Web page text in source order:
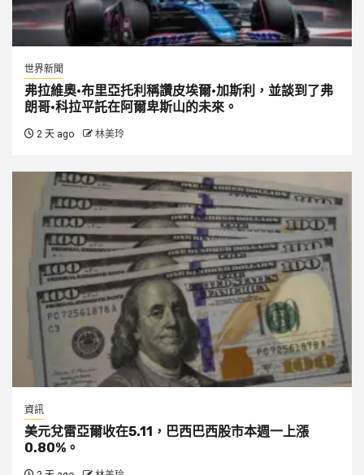
世界新聞
弗拉維奧·布里亞托利稱讚皮埃爾·加斯利，並談到了弗
朗哥·科拉平託在阿爾卑斯山的未來。
2 天 ago 林美玲
資訊
美元兌雷亞爾收在5.11，巴西巴西股市本週一上漲
0.80%。